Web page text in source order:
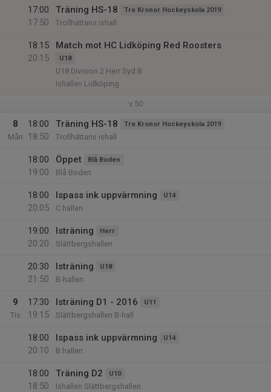
17:00
17:50
Träning HS-18 Tre Kronor Hockeyskola 2019
Trollhättans ishall
18:15
20:15
Match mot HC Lidköping Red Roosters
U18
U18 Division 2 Herr Syd B
Ishallen Lidköping
v.50
8
Mån
18:00
18:50
Träning HS-18 Tre Kronor Hockeyskola 2019
Trollhättans ishall
18:00
19:00
Öppet Blå Boden
Blå Boden
18:00
20:05
Ispass ink uppvärmning U14
C hallen
19:00
20:20
Isträning Herr
Slättbergshallen
20:30
21:50
Isträning U18
B-hallen
9
Tis
17:30
19:15
Isträning D1 - 2016 U11
Slättbergshallen B-hall
18:00
20:10
Ispass ink uppvärmning U14
B hallen
18:00
18:50
Träning D2 U10
Ishallen Slättbergshallen